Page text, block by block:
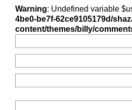
Warning: Undefined variable
4be0-be7f-62ce9105179d/
content/themes/billy/